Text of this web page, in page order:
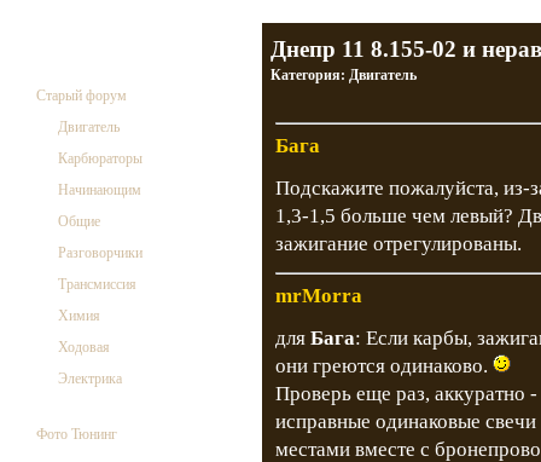
Старый форум
Двигатель
Карбюраторы
Начинающим
Общие
Разговорчики
Трансмиссия
Химия
Ходовая
Электрика
Фото Тюнинг
Днепр 11 8.155-02 и
Категория: Двигатель
Бага
Подскажите пожалуйста, из-
1,3-1,5 больше чем левый?
зажигание отрегулированы.
mrMorra
для Бага: Если карбы,
они греются одинаково.
Проверь еще раз, аккуратно
исправные одинаковые
местами вместе с